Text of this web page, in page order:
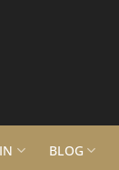
BLOG